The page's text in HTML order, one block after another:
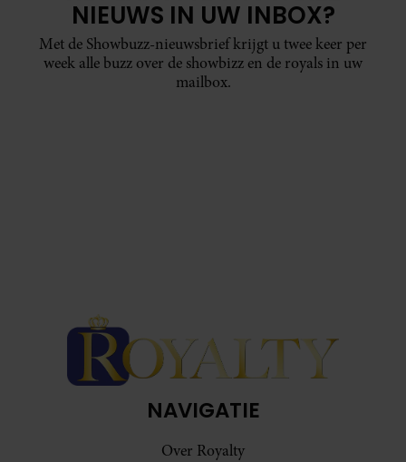
NIEUWS IN UW INBOX?
Met de Showbuzz-nieuwsbrief krijgt u twee keer per
week alle buzz over de showbizz en de royals in uw
mailbox.
NAVIGATIE
Over Royalty